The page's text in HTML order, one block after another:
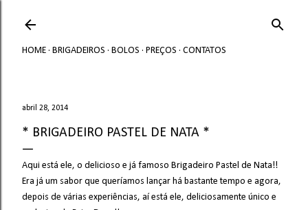
HOME BRIGADEIROS BOLOS PREÇOS CONTATOS
abril 28, 2014
* BRIGADEIRO PASTEL DE NATA *
Aqui está ele, o delicioso e já famoso Brigadeiro Pastel de Nata!!
Era já um sabor que queríamos lançar há bastante tempo e agora,
depois de várias experiências, aí está ele, deliciosamente único e